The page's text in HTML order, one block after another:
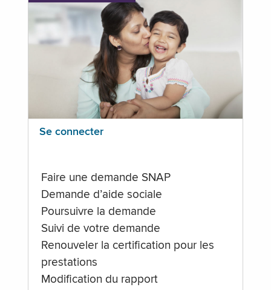
Se connecter
Faire une demande SNAP
Demande d’aide sociale
Poursuivre la demande
Suivi de votre demande
Renouveler la certification pour les
prestations
Modification du rapport